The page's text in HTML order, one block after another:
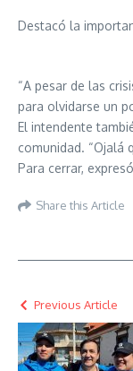
Destacó la
“A pesar de las
para olvidarse un
El intendente
comunidad. “Ojalá
Para cerrar,
Share this Article
Previous Article